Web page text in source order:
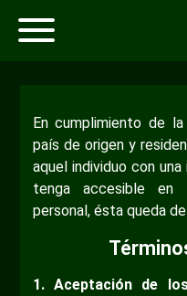
En cumplimiento de la
país de origen y
aquel individuo con
tenga accesible en
personal, ésta queda
1. Aceptación de